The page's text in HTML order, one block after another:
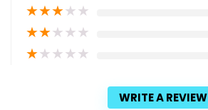
★★★★★
★★★★★
★★★★★
WRITE A REVIEW